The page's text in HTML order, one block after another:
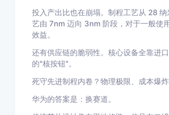
投入产出比也在崩塌。制程工艺从 28
艺由 7nm 迈向 3nm 阶段，对于一般使
效益。
还有供应链的脆弱性。核心设备全靠进
的"核按钮"。
死守先进制程内卷？物理极限、成本爆
华为的答案是：换赛道。